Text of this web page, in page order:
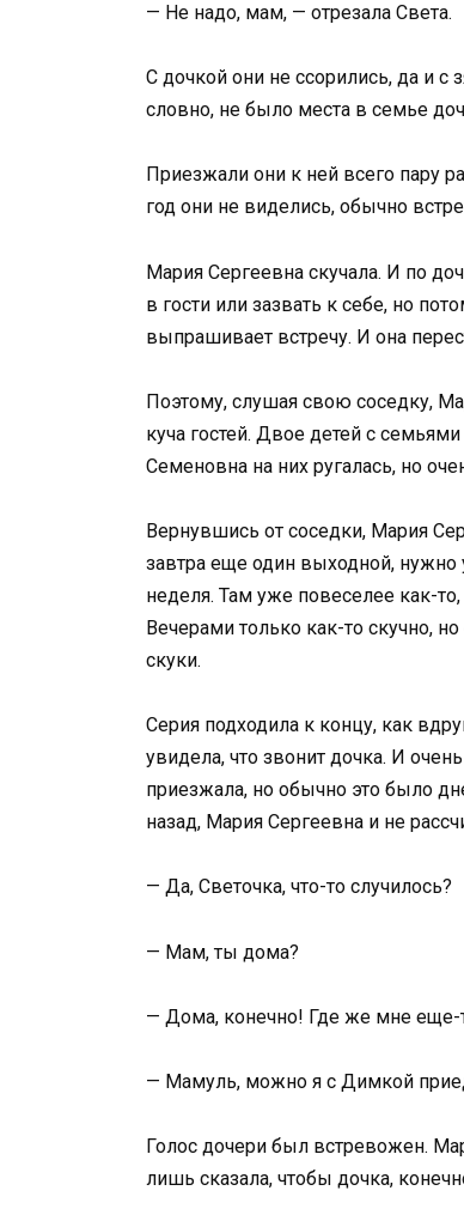
— Не надо, мам, — отрезала Света.
С дочкой они не ссорились, да и с
словно, не было места в семье
Приезжали они к ней всего пару
год они не виделись, обычно
Мария Сергеевна скучала. И по
в гости или зазвать к себе, но
выпрашивает встречу. И она
Поэтому, слушая свою соседку,
куча гостей. Двое детей с
Семеновна на них ругалась, но
Вернувшись от соседки, Мария
завтра еще один выходной, нужно
неделя. Там уже повеселее как-
Вечерами только как-то скучно,
скуки.
Серия подходила к концу, как
увидела, что звонит дочка. И
приезжала, но обычно это было
назад, Мария Сергеевна и не
— Да, Светочка, что-то случилось?
— Мам, ты дома?
— Дома, конечно! Где же мне еще-
— Мамуль, можно я с Димкой
Голос дочери был встревожен.
лишь сказала, чтобы дочка,